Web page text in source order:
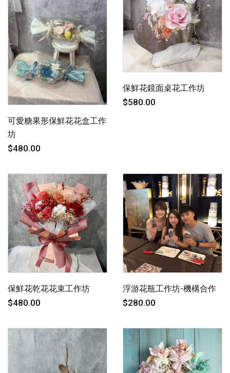
可愛糖果形保鮮花花盒工作
坊
$480.00
保鮮花鏡面桌花工作坊
$580.00
保鮮花乾花花束工作坊
$480.00
浮游花瓶工作坊-機構合作
$280.00